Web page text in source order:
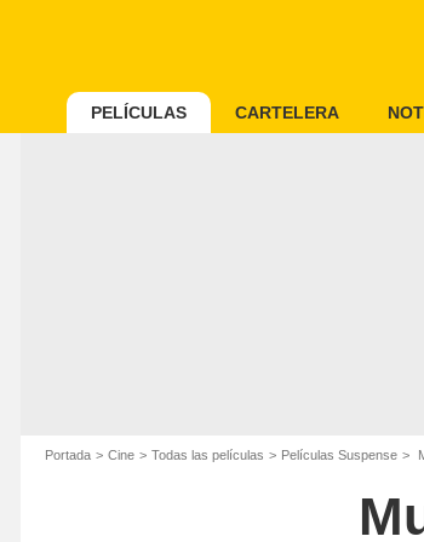
PELÍCULAS CARTELERA
Portada Cine Todas las películas Películas Suspense